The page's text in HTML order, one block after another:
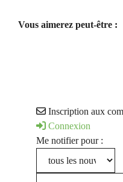
Vous aimerez peut-être :
Inscription aux
Connexion
Me notifier pour :